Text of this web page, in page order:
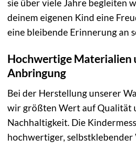
sie über viele Jahre begleiten
deinem eigenen Kind eine
eine bleibende Erinnerung an
Hochwertige Materialien
Anbringung
Bei der Herstellung unserer
wir größten Wert auf Qualität
Nachhaltigkeit. Die
hochwertiger,